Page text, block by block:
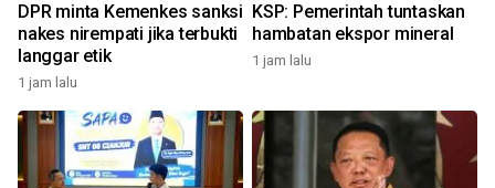
DPR minta Kemenkes sanksi
nakes nirempati jika terbukti
langgar etik
1 jam lalu
KSP: Pemerintah tuntaskan
hambatan ekspor mineral
1 jam lalu